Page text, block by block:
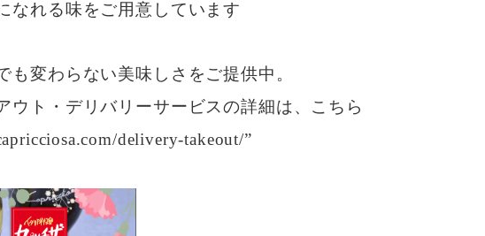
なれる味をご用意しています
も変わらない美味しさをご提供中。
ウト・デリバリーサービスの詳細は、こちら
delivery-takeout/”